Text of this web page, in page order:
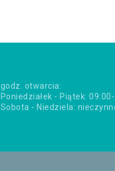
godz. otwarcia:
Poniedziałek - Piątek:
Sobota - Niedziela: